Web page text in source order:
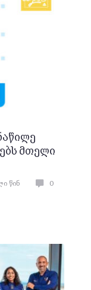
მთელი
წინ 0